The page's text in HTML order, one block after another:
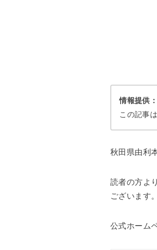
情報提供
この記事
秋田県由利
読者の方より
ございます。
公式ホーム